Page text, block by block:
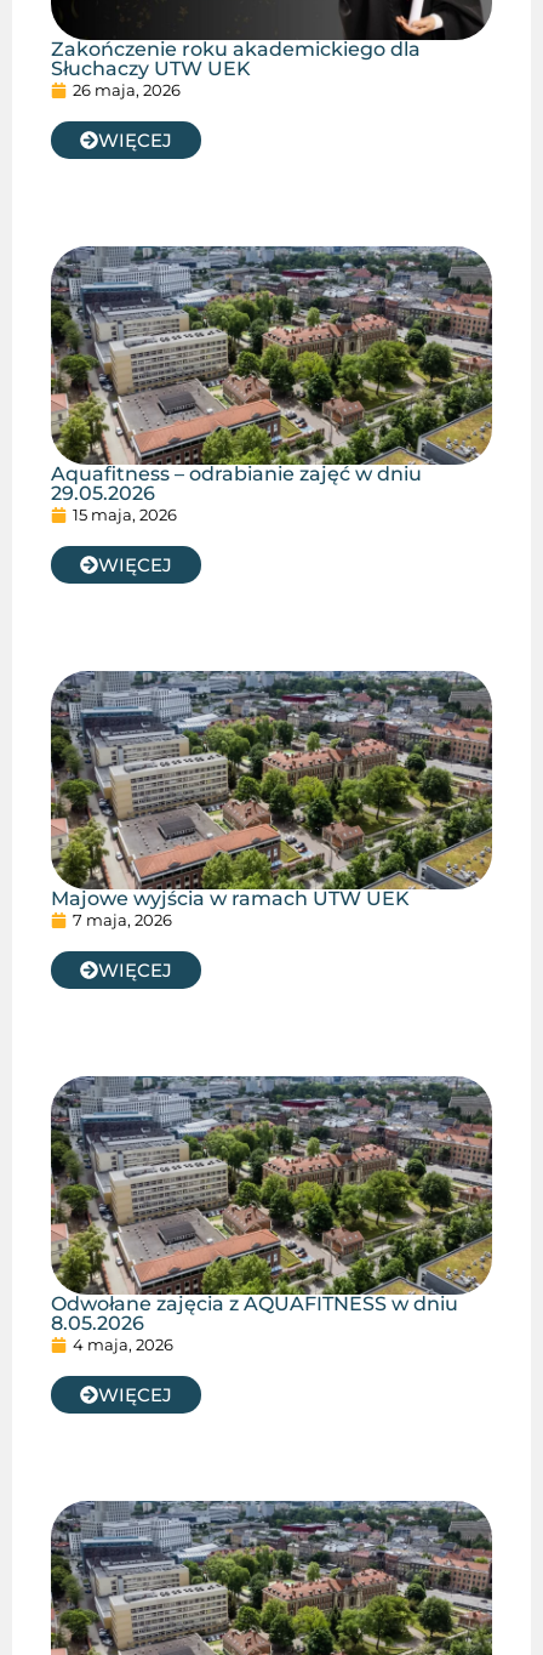
Zakończenie roku akademickiego dla
Słuchaczy UTW UEK
26 maja, 2026
WIĘCEJ
Aquafitness – odrabianie zajęć w dniu
29.05.2026
15 maja, 2026
WIĘCEJ
Majowe wyjścia w ramach UTW UEK
7 maja, 2026
WIĘCEJ
Odwołane zajęcia z AQUAFITNESS w dniu
8.05.2026
4 maja, 2026
WIĘCEJ